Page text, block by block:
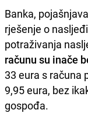
Banka,
rješenje o
potraživanja
računu su inače
33 eura s računa
9,95 eura, bez
gospođa.